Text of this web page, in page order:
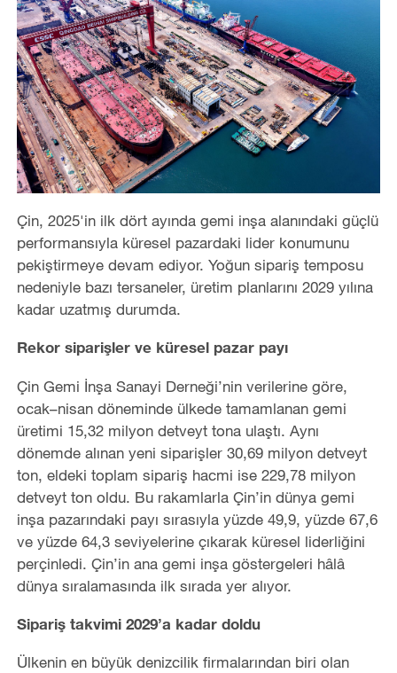
Çin, 2025'in ilk dört ayında gemi inşa alanındaki güçlü
performansıyla küresel pazardaki lider konumunu
pekiştirmeye devam ediyor. Yoğun sipariş temposu
nedeniyle bazı tersaneler, üretim planlarını 2029 yılına
kadar uzatmış durumda.
Rekor siparişler ve küresel pazar payı
Çin Gemi İnşa Sanayi Derneği’nin verilerine göre,
ocak–nisan döneminde ülkede tamamlanan gemi
üretimi 15,32 milyon detveyt tona ulaştı. Aynı
dönemde alınan yeni siparişler 30,69 milyon detveyt
ton, eldeki toplam sipariş hacmi ise 229,78 milyon
detveyt ton oldu. Bu rakamlarla Çin’in dünya gemi
inşa pazarındaki payı sırasıyla yüzde 49,9, yüzde 67,6
ve yüzde 64,3 seviyelerine çıkarak küresel liderliğini
perçinledi. Çin’in ana gemi inşa göstergeleri hâlâ
dünya sıralamasında ilk sırada yer alıyor.
Sipariş takvimi 2029’a kadar doldu
Ülkenin en büyük denizcilik firmalarından biri olan